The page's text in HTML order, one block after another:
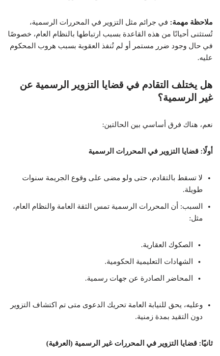
ملاحظة مهمة: في جرائم مثل التزوير في المحررات الرسمية،
تُستثنى أحيانًا من هذه القاعدة بسبب ارتباطها بالنظام العام، خصوصًا
في حال وجود ضرر مستمر أو لم تُنفذ العقوبة بسبب هروب المحكوم
عليه.
هل يختلف التقادم في قضايا التزوير الرسمية عن
غير الرسمية؟
نعم، هناك فرق أساسي بين الحالتين:
أولًا: قضايا التزوير في المحررات الرسمية
لا تسقط بالتقادم، حتى ولو مضى على وقوع الجريمة سنوات
طويلة.
السبب: أن المحررات الرسمية تمس الثقة العامة والنظام العام،
مثل:
الصكوك العقارية.
الشهادات التعليمية الحكومية.
المحاضر الصادرة عن جهات رسمية.
وعليه، يحق للنيابة العامة تحريك الدعوى متى تم اكتشاف التزوير
دون التقيد بمدة زمنية.
ثانيًا: قضايا التزوير في المحررات غير الرسمية (العرفية)